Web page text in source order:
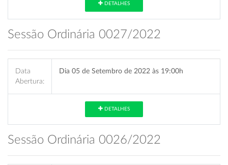
DETALHES
Sessão Ordinária 0027/2022
Data
Abertura:
Dia 05 de Setembro de 2022 às 19:00h
DETALHES
Sessão Ordinária 0026/2022